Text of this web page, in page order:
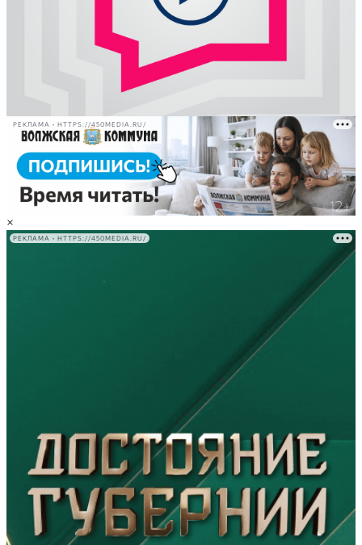
РЕКЛАМА • HTTPS://450MEDIA.RU/
×
РЕКЛАМА • HTTPS://450MEDIA.RU/